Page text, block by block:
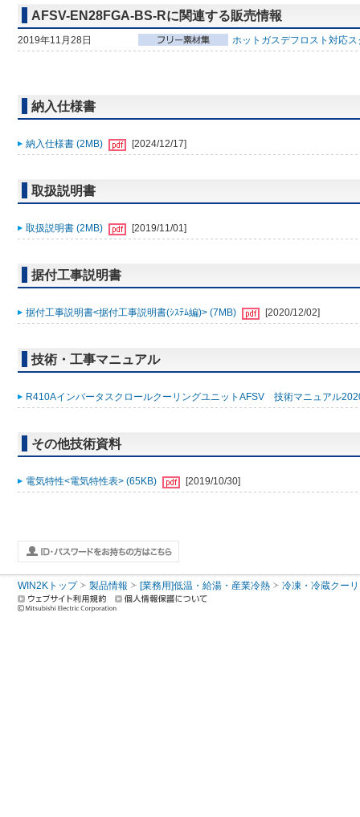
AFSV-EN28FGA-BS-Rに関連する販売情報
2019年11月28日 ホットガスデフロスト対応
納入仕様書
納入仕様書 (2MB) [2024/12/17]
取扱説明書
取扱説明書 (2MB) [2019/11/01]
据付工事説明書
据付工事説明書<据付工事説明書(ｼｽﾃﾑ編)> (7MB) [2020/12/02]
技術・工事マニュアル
R410AインバータスクロールクーリングユニットAFSV 技術マニュアル
その他技術資料
電気特性<電気特性表> (65KB) [2019/10/30]
WIN2Kトップ 製品情報 [業務用]低温・給湯・産業冷熱 冷凍・冷蔵クー